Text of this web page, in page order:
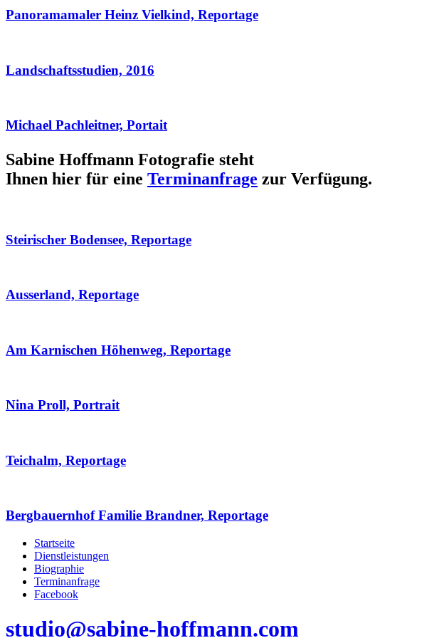
Panoramamaler Heinz Vielkind, Reportage
Landschaftsstudien, 2016
Michael Pachleitner, Portait
Sabine Hoffmann Fotografie steht
Ihnen hier für eine Terminanfrage zur Verfügung.
Steirischer Bodensee, Reportage
Ausserland, Reportage
Am Karnischen Höhenweg, Reportage
Nina Proll, Portrait
Teichalm, Reportage
Bergbauernhof Familie Brandner, Reportage
Startseite
Dienstleistungen
Biographie
Terminanfrage
Facebook
studio@sabine-hoffmann.com